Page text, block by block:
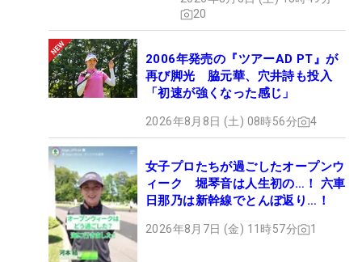
20
2006年発売の『ツアーAD PT』が
再び脚光 脇元華、穴井詩も投入
「初速が強くなった感じ」
2026年8月8日 (土) 08時56分 4
女子プロたちが過ごしたオープンウ
ィーク 堀琴音は人生初の…！ 六車
日那乃は新幹線でとんぼ返り…！
2026年8月7日 (金) 11時57分 1